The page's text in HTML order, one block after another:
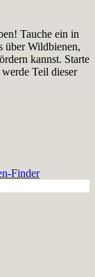
Tauche ein in
über Wildbienen,
kannst. Starte
Teil dieser
Finder